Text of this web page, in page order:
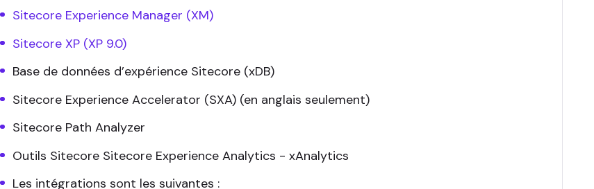
Sitecore Experience Manager (XM)
Sitecore XP (XP 9.0)
Base de données d’expérience Sitecore (xDB)
Sitecore Experience Accelerator (SXA) (en anglais seulement)
Sitecore Path Analyzer
Outils Sitecore Sitecore Experience Analytics - xAnalytics
Les intégrations sont les suivantes :